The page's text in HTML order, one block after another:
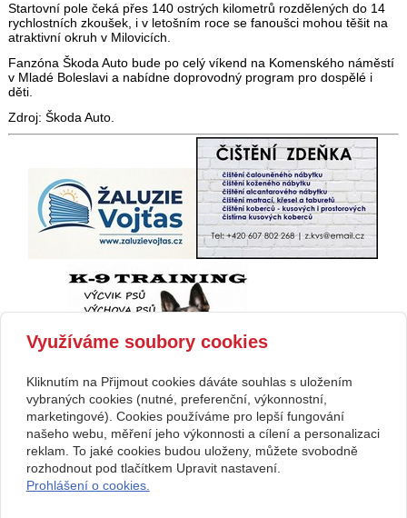
Startovní pole čeká přes 140 ostrých kilometrů rozdělených do 14
rychlostních zkoušek, i v letošním roce se fanoušci mohou těšit na
atraktivní okruh v Milovicích.
Fanzóna Škoda Auto bude po celý víkend na Komenského náměstí
v Mladé Boleslavi a nabídne doprovodný program pro dospělé i
děti.
Zdroj: Škoda Auto.
Kontakt
Využíváme soubory cookies
Kliknutím na Přijmout cookies dáváte souhlas s uložením
vybraných cookies (nutné, preferenční, výkonnostní,
marketingové). Cookies používáme pro lepší fungování
našeho webu, měření jeho výkonnosti a cílení a personalizaci
reklam. To jaké cookies budou uloženy, můžete svobodně
rozhodnout pod tlačítkem Upravit nastavení.
Prohlášení o cookies.